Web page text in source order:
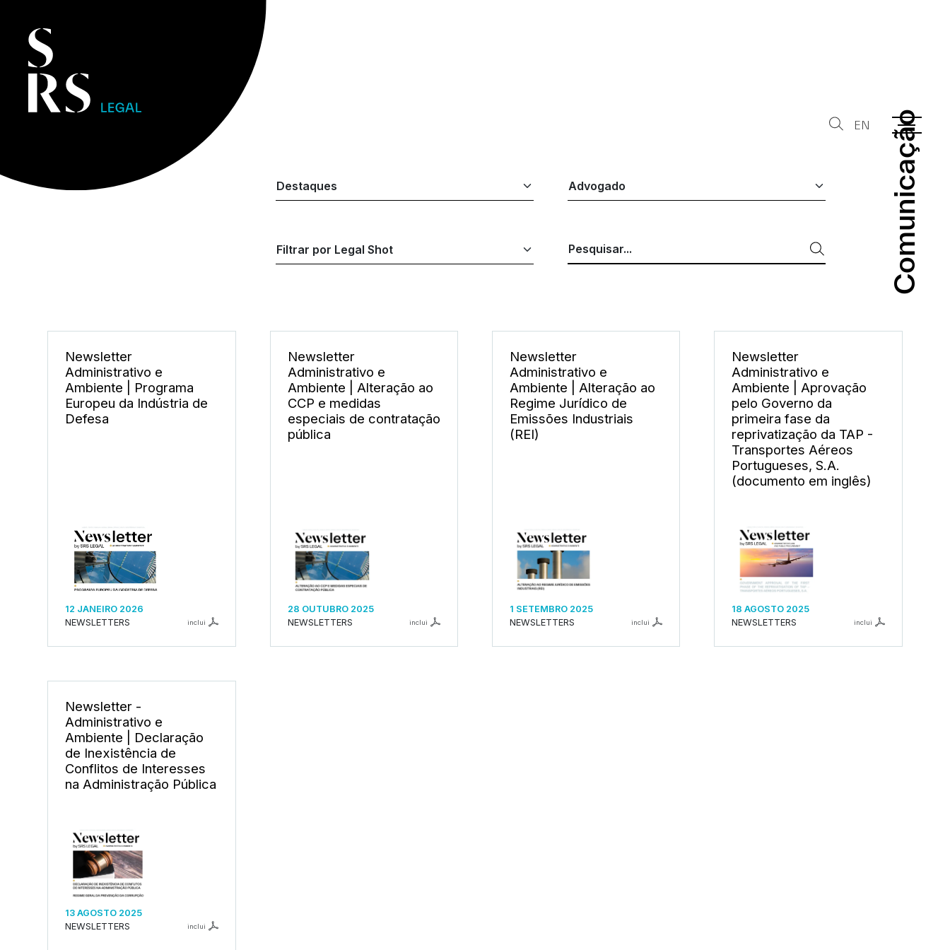
Comunicação
Comunicação
EN
Newsletter
Administrativo e
Ambiente | Programa
Europeu da Indústria de
Defesa
12 JANEIRO 2026
NEWSLETTERS
inclui
Newsletter
Administrativo e
Ambiente | Alteração ao
CCP e medidas
especiais de contratação
pública
28 OUTUBRO 2025
NEWSLETTERS
inclui
Newsletter
Administrativo e
Ambiente | Alteração ao
Regime Jurídico de
Emissões Industriais
(REI)
1 SETEMBRO 2025
NEWSLETTERS
inclui
Newsletter
Administrativo e
Ambiente | Aprovação
pelo Governo da
primeira fase da
reprivatização da TAP -
Transportes Aéreos
Portugueses, S.A.
(documento em inglês)
18 AGOSTO 2025
NEWSLETTERS
inclui
Newsletter -
Administrativo e
Ambiente | Declaração
de Inexistência de
Conflitos de Interesses
na Administração Pública
13 AGOSTO 2025
NEWSLETTERS
inclui